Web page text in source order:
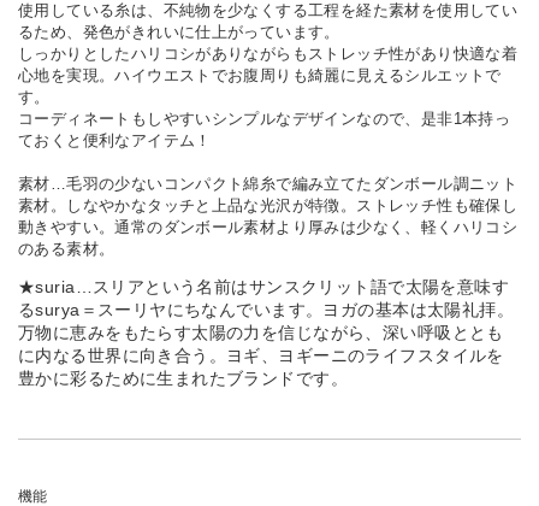
使用している糸は、不純物を少なくする工程を経た素材を使用してい
るため、発色がきれいに仕上がっています。
しっかりとしたハリコシがありながらもストレッチ性があり快適な着
心地を実現。ハイウエストでお腹周りも綺麗に見えるシルエットで
す。
コーディネートもしやすいシンプルなデザインなので、是非1本持っ
ておくと便利なアイテム！
素材…毛羽の少ないコンパクト綿糸で編み立てたダンボール調ニット
素材。しなやかなタッチと上品な光沢が特徴。ストレッチ性も確保し
動きやすい。通常のダンボール素材より厚みは少なく、軽くハリコシ
のある素材。
★suria…スリアという名前はサンスクリット語で太陽を意味す
るsurya＝スーリヤにちなんでいます。ヨガの基本は太陽礼拝。
万物に恵みをもたらす太陽の力を信じながら、深い呼吸ととも
に内なる世界に向き合う。ヨギ、ヨギーニのライフスタイルを
豊かに彩るために生まれたブランドです。
機能